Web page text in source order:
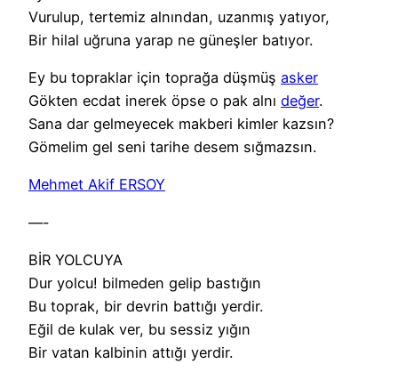
Vurulup, tertemiz alnından, uzanmış yatıyor,
Bir hilal uğruna yarap ne güneşler batıyor.
Ey bu topraklar için toprağa düşmüş asker
Gökten ecdat inerek öpse o pak alnı değer.
Sana dar gelmeyecek makberi kimler kazsın?
Gömelim gel seni tarihe desem sığmazsın.
Mehmet Akif ERSOY
—-
BİR YOLCUYA
Dur yolcu! bilmeden gelip bastığın
Bu toprak, bir devrin battığı yerdir.
Eğil de kulak ver, bu sessiz yığın
Bir vatan kalbinin attığı yerdir.